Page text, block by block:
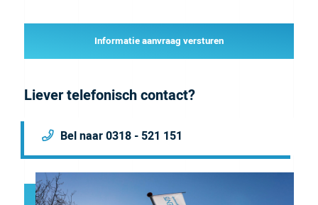
Informatie aanvraag versturen
Liever telefonisch contact?
Bel naar 0318 - 521 151